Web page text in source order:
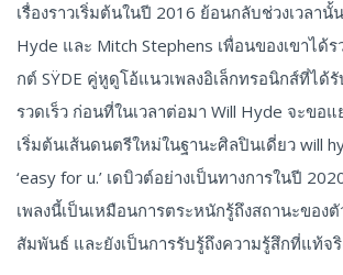
เรื่องราวเริ่มต้นในปี 2016 ย้อนกลับช่วงเวลานั้
Hyde และ Mitch Stephens เพื่อนของเขาได้
กต์ SŸDE คู่หูดูโอ้แนวเพลงอิเล็กทรอนิกส์ที่ได้
รวดเร็ว ก่อนที่ในเวลาต่อมา Will Hyde จะขอ
เริ่มต้นเส้นดนตรีใหม่ในฐานะศิลปินเดี่ยว will
‘easy for u.’ เดบิวต์อย่างเป็นทางการในปี
เพลงนี้เป็นเหมือนการตระหนักรู้ถึงสถานะของตั
สัมพันธ์ และยังเป็นการรับรู้ถึงความรู้สึกที่แท้จ